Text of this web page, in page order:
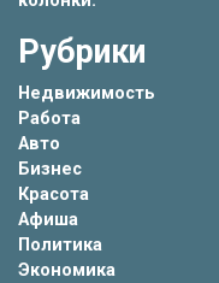
Рубрики
Недвижимость
Работа
Авто
Бизнес
Красота
Афиша
Политика
Экономика